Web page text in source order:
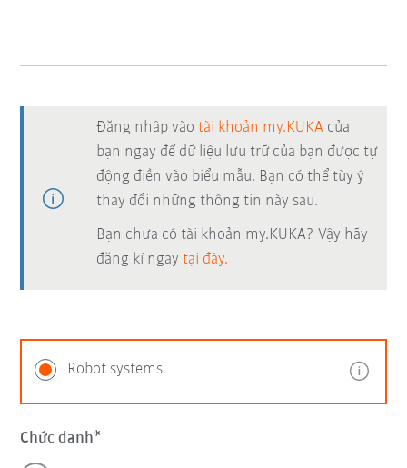
Đăng nhập vàotài khoản my.KUKA của
bạn ngay để dữ liệu lưu trữ của bạn được tự
động điền vào biểu mẫu. Bạn có thể tùy ý
thay đổi những thông tin này sau.
Bạn chưa có tài khoản my.KUKA? Vậy hãy
đăng kí ngaytại đây.
Robot systems
Chức danh